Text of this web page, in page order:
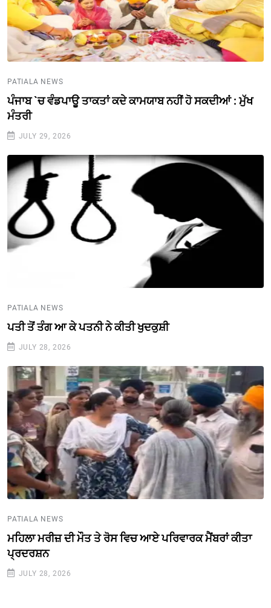
PATIALA NEWS
ਪੰਜਾਬ `ਚ ਵੰਡਪਾਊ ਤਾਕਤਾਂ ਕਦੇ ਕਾਮਯਾਬ ਨਹੀਂ ਹੋ ਸਕਦੀਆਂ : ਮੁੱਖ
ਮੰਤਰੀ
JULY 29, 2026
PATIALA NEWS
ਪਤੀ ਤੋਂ ਤੰਗ ਆ ਕੇ ਪਤਨੀ ਨੇ ਕੀਤੀ ਖੁਦਕੁਸ਼ੀ
JULY 28, 2026
PATIALA NEWS
ਮਹਿਲਾ ਮਰੀਜ਼ ਦੀ ਮੌਤ ਤੇ ਰੋਸ ਵਿਚ ਆਏ ਪਰਿਵਾਰਕ ਮੈਂਬਰਾਂ ਕੀਤਾ
ਪ੍ਰਦਰਸ਼ਨ
JULY 28, 2026